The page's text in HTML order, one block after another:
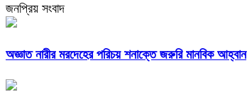
জনপ্রিয় সংবাদ
অজ্ঞাত নারীর মরদেহের পরিচয় শনাক্তে জরুরি মানবিক আহ্বান